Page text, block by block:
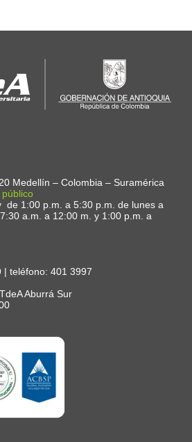
Medellín – Colombia – Suramérica
de 1:00 p.m. a 5:30 p.m. de lunes a
a.m. a 12:00 m. y 1:00 p.m. a
| teléfono: 401 3997
Aburrá Sur